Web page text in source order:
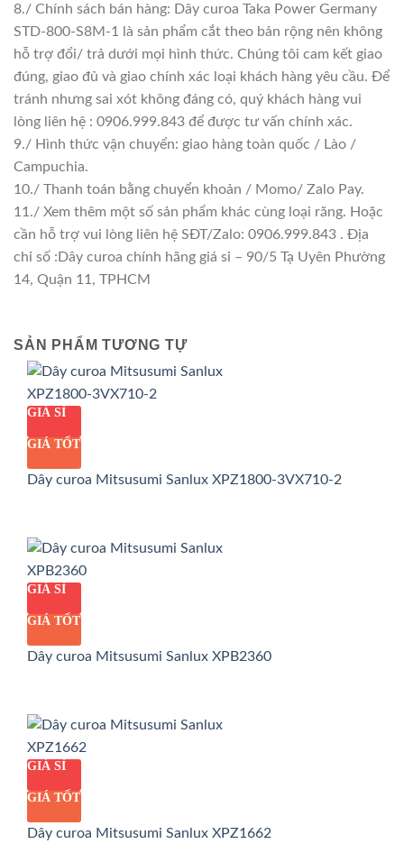
8./ Chính sách bán hàng: Dây curoa Taka Power Germany
STD-800-S8M-1 là sản phẩm cắt theo bản rộng nên không
hỗ trợ đổi/ trả dưới mọi hình thức. Chúng tôi cam kết giao
đúng, giao đủ và giao chính xác loại khách hàng yêu cầu. Để
tránh nhưng sai xót không đáng có, quý khách hàng vui
lòng liên hệ : 0906.999.843 để được tư vấn chính xác.
9./ Hình thức vận chuyển: giao hàng toàn quốc / Lào /
Campuchia.
10./ Thanh toán bằng chuyển khoản / Momo/ Zalo Pay.
11./ Xem thêm một số sản phẩm khác cùng loại răng. Hoặc
cần hỗ trợ vui lòng liên hệ SĐT/Zalo: 0906.999.843 . Địa
chỉ số :Dây curoa chính hãng giá sỉ – 90/5 Tạ Uyên Phường
14, Quận 11, TPHCM
SẢN PHẨM TƯƠNG TỰ
GIÁ SỈ
GIÁ TỐT
Dây curoa Mitsusumi Sanlux XPZ1800-3VX710-2
GIÁ SỈ
GIÁ TỐT
Dây curoa Mitsusumi Sanlux XPB2360
GIÁ SỈ
GIÁ TỐT
Dây curoa Mitsusumi Sanlux XPZ1662